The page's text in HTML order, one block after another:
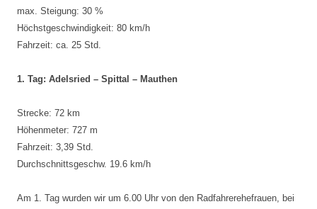
max. Steigung: 30 %
Höchstgeschwindigkeit: 80 km/h
Fahrzeit: ca. 25 Std.
1. Tag: Adelsried – Spittal – Mauthen
Strecke: 72 km
Höhenmeter: 727 m
Fahrzeit: 3,39 Std.
Durchschnittsgeschw. 19.6 km/h
Am 1. Tag wurden wir um 6.00 Uhr von den Radfahrerehefrauen, bei